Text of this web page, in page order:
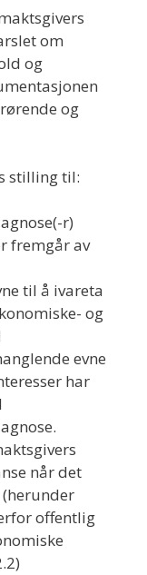
om
og
og
stilling til:
r)
fremgår av
til å ivareta
og
evne
har
når det
offentlig